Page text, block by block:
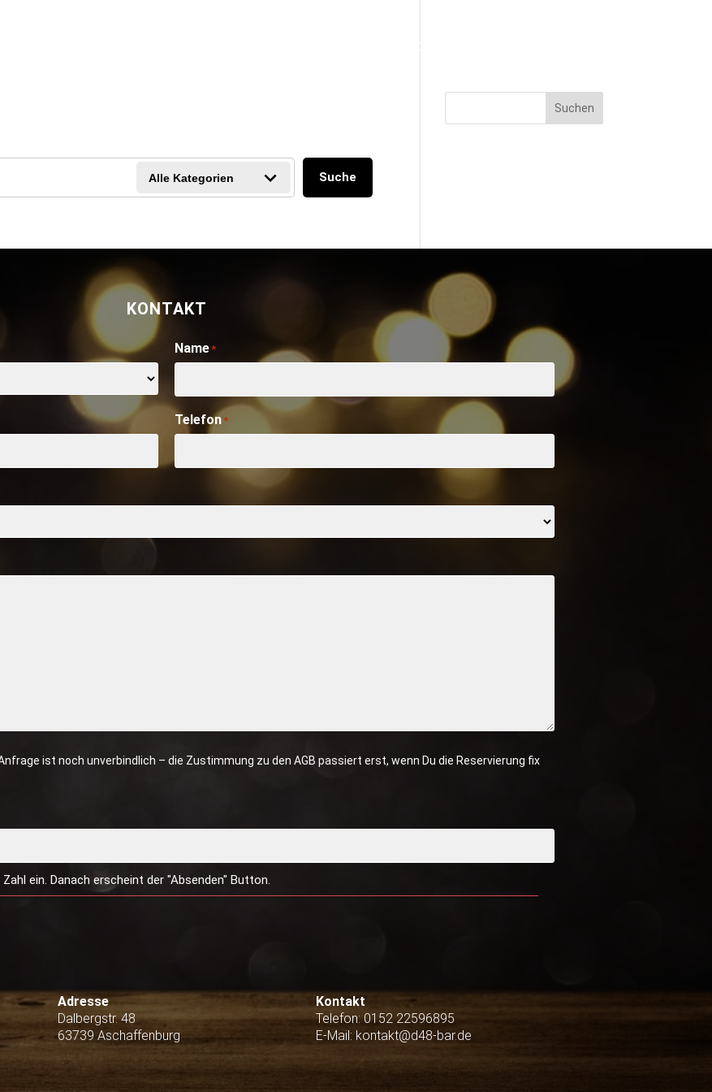
EVENTLOCATION
Alle Kategorien Suche
KONTAKT
Name*
Telefon *
ist noch unverbindlich – die Zustimmung zu den AGB passiert erst, wenn Du die Reservierung fix
ein. Danach erscheint der "Absenden" Button.
Adresse
Dalbergstr. 48
63739 Aschaffenburg
Kontakt
Telefon:0152 22596895
E-Mail: kontakt@d48-bar.de